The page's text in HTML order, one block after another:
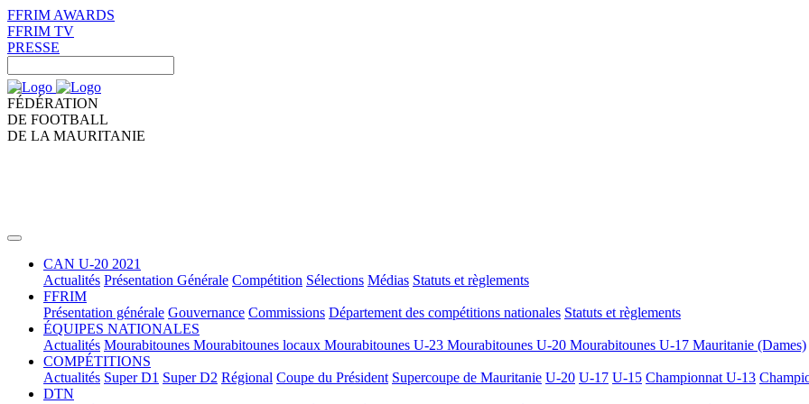
FFRIM AWARDS
FFRIM TV
PRESSE
FÉDÉRATION
DE FOOTBALL
DE LA MAURITANIE
CAN U-20 2021
Actualités Présentation Générale Compétition Sélections Médias Statuts et règlements
FFRIM
Présentation générale Gouvernance Commissions Département des compétitions nationales Statuts et règlements
ÉQUIPES NATIONALES
Actualités Mourabitounes Mourabitounes locaux Mourabitounes U-23 Mourabitounes U-20 Mourabitounes U-17 Mauritanie (Dames)
COMPÉTITIONS
Actualités Super D1 Super D2 Régional Coupe du Président Supercoupe de Mauritanie U-20 U-17 U-15 Championnat U-13
DTN